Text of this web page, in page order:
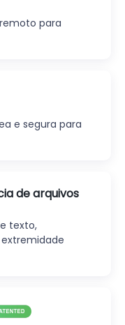
para
e segura para
de arquivos
texto,